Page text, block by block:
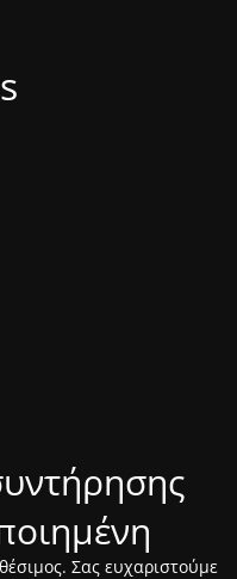
Σας ευχαριστούμε